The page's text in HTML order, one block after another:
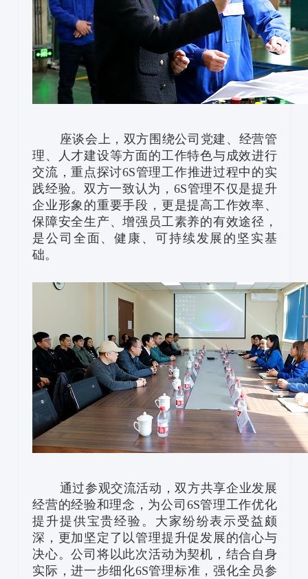
座谈会上，双方围绕公司党建、经营管
理、人才建设等方面的工作特色与成效进行
交流，重点探讨6S管理工作推进过程中的实
践经验。双方一致认为，6S管理不仅是提升
企业形象的重要手段，更是提高工作效率、
保障安全生产、增强员工素养的有效途径，
是公司全面、健康、可持续发展的坚实基
础。
通过参观交流活动，双方共享企业发展
经营的经验和理念，为公司6S管理工作优化
提升提供宝贵经验。大家纷纷表示受益颇
深，更加坚定了以管理提升促发展的信心与
决心。公司将以此次活动为契机，结合自身
实际，进一步细化6S管理标准，强化全员参